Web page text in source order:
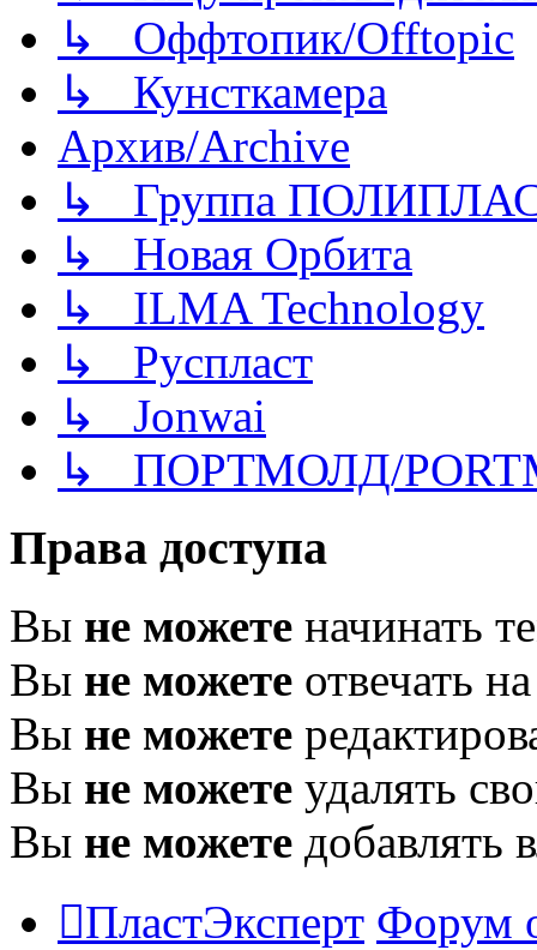
↳ Оффтопик/Offtopic
↳ Кунсткамера
Архив/Archive
↳ Группа
↳ Новая Орбита
↳ ILMA Technology
↳ Руспласт
↳ Jonwai
↳ ПОРТМОЛД/
Права доступа
Вы не можете начинать
Вы не можете отвечать
Вы не можете
Вы не можете удалять
Вы не можете добавлять
ПластЭксперт Форум